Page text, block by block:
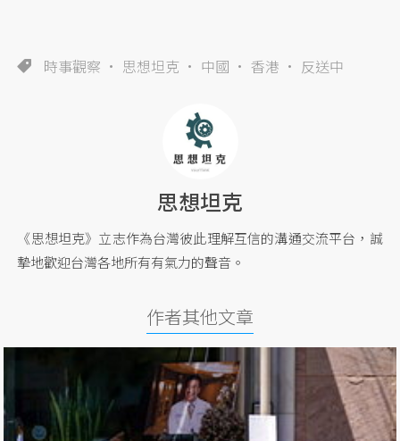
時事觀察 思想坦克 中國 香港 反送中
思想坦克
《思想坦克》立志作為台灣彼此理解互信的溝通交流平台，誠
摯地歡迎台灣各地所有有氣力的聲音。
作者其他文章